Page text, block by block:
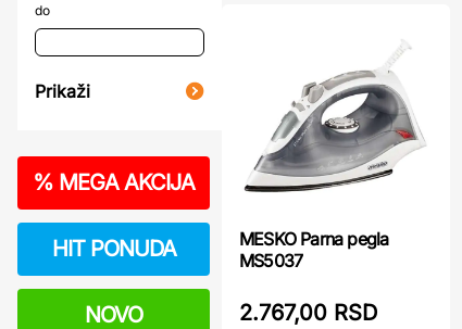
do
Prikaži
% MEGA AKCIJA
HIT PONUDA
NOVO
MESKO Parna pegla
MS5037
2.767,00 RSD